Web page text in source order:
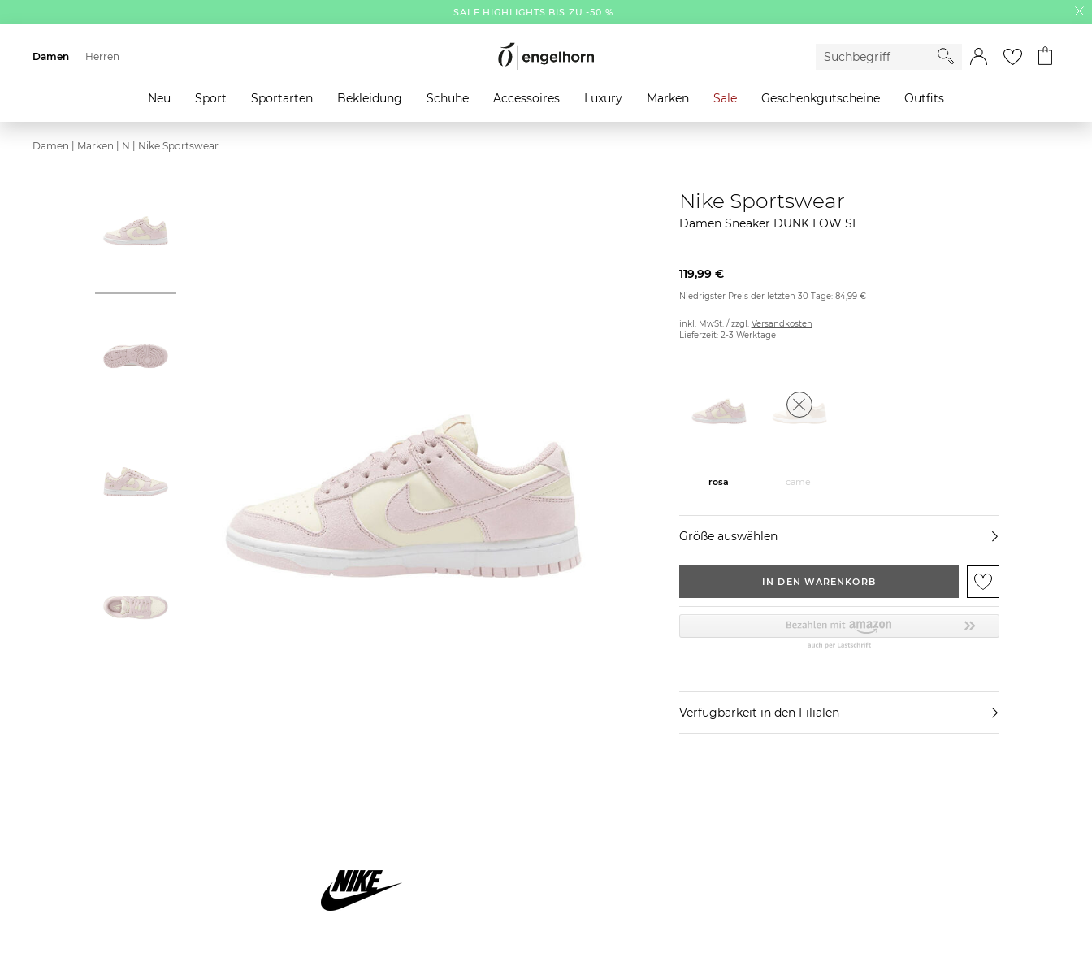
SALE HIGHLIGHTS BIS ZU -50 %
Damen
Neu Sport Sportarten Bekleidung Schuhe Accessoires Luxury Marken Sale Geschenkgutscheine Outfits
Herren
Damen Marken N Nike Sportswear
Nike Sportswear
Damen Sneaker DUNK LOW SE
119,99 €
Niedrigster Preis der letzten 30 Tage:84,99 €
inkl. MwSt. / zzgl. Versandkosten
Lieferzeit: 2-3 Werktage
rosa camel
Größe auswählen
IN DEN WARENKORB
Verfügbarkeit in den Filialen